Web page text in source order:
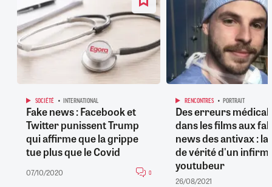
SOCIÉTÉ INTERNATIONAL
Fake news : Facebook et
Twitter punissent Trump
qui affirme que la grippe
tue plus que le Covid
07/10/2020 0
RENCONTRES PORTRAIT
Des erreurs
dans les films aux
news des antivax : la
de vérité d'un
youtubeur
26/08/2021